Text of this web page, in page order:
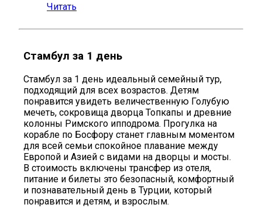
Читать
Стамбул за 1 день
Стамбул за 1 день идеальный семейный тур,
подходящий для всех возрастов. Детям
понравится увидеть величественную Голубую
мечеть, сокровища дворца Топкапы и древние
колонны Римского ипподрома. Прогулка на
корабле по Босфору станет главным моментом
для всей семьи спокойное плавание между
Европой и Азией с видами на дворцы и мосты.
В стоимость включены трансфер из отеля,
питание и билеты это безопасный, комфортный
и познавательный день в Турции, который
понравится и детям, и взрослым.